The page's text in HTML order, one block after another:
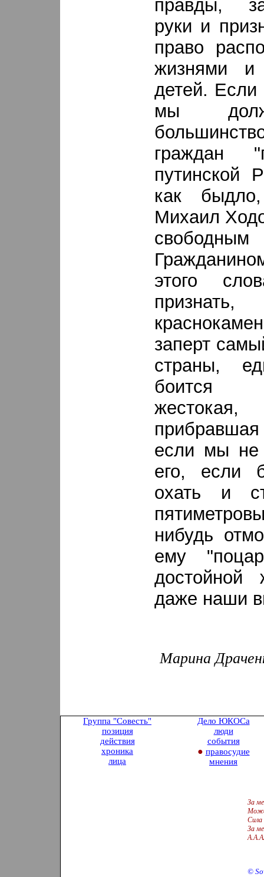
правды,
руки и
право
жизнями и
детей. Если
мы
граждан
путинской
как
Михаил
этого
заперт
страны,
боится
если мы не
его, если
охать и
нибудь
ему
достойной
даже наши
Марина
Группа "Совесть"
позиция
действия
хроника
лица
Дело ЮКОСа
люди
события
● правосудие
мнения
За
Сила
За
©